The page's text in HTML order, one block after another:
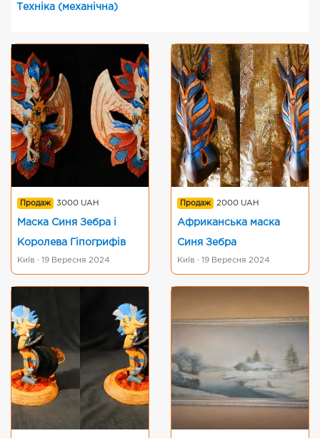
Техніка (механічна)
Продаж 3000 UAH
Маска Синя Зебра і
Королева Гіпогрифів
Київ · 19 Вересня 2024
Продаж 2000 UAH
Африканська маска
Синя Зебра
Київ · 19 Вересня 2024